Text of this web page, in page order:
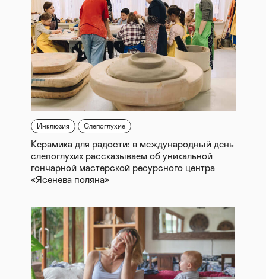
Инклюзия Слепоглухие
Керамика для радости: в международный день
слепоглухих рассказываем об уникальной
гончарной мастерской ресурсного центра
«Ясенева поляна»